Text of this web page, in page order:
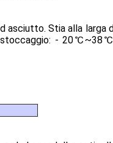
asciutto. Stia alla larga
stoccaggio: -